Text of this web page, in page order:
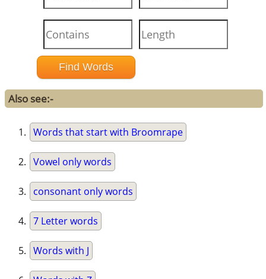
Also see:-
Words that start with Broomrape
Vowel only words
consonant only words
7 Letter words
Words with J